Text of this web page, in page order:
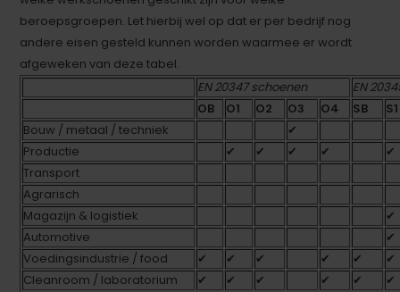
beroepsgroepen. Let hierbij wel op dat er per bedrijf nog
andere eisen gesteld kunnen worden waarmee er wordt
afgeweken van deze tabel.
EN 20347 schoenen
EN
OB
O1 O2 O3 O4 SB
S1
Bouw / metaal / techniek
✔
Productie
✔ ✔ ✔ ✔
✔
Transport
Agrarisch
Magazijn & logistiek
✔
Automotive
✔
Voedingsindustrie / food
✔ ✔ ✔ ✔ ✔
✔
Cleanroom / laboratorium
✔ ✔ ✔ ✔ ✔
✔